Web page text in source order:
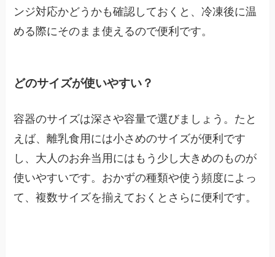
ンジ対応かどうかも確認しておくと、冷凍後に温
める際にそのまま使えるので便利です。
どのサイズが使いやすい？
容器のサイズは深さや容量で選びましょう。たと
えば、離乳食用には小さめのサイズが便利です
し、大人のお弁当用にはもう少し大きめのものが
使いやすいです。おかずの種類や使う頻度によっ
て、複数サイズを揃えておくとさらに便利です。